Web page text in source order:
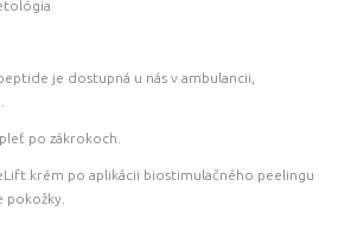
je dostupná u nás v ambulancii,
po zákrokoch.
krém po aplikácii biostimulačného peelingu
pokožky.